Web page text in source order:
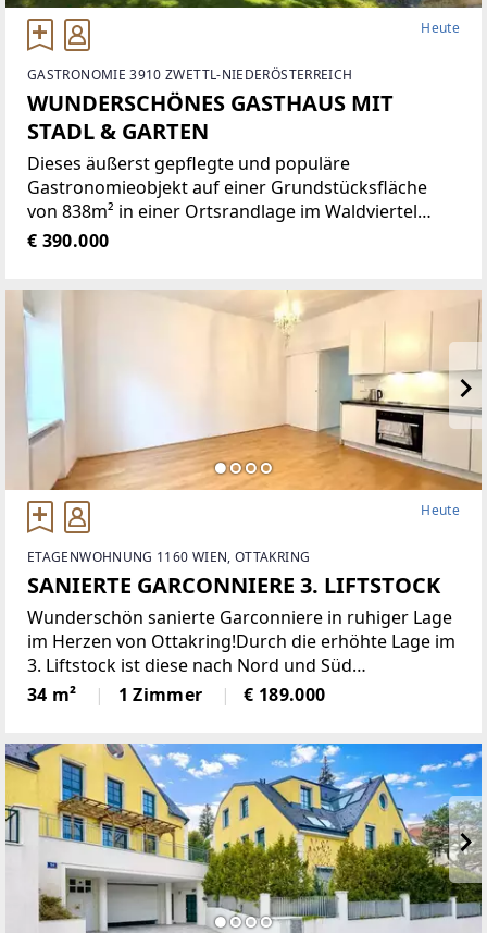
Heute
GASTRONOMIE 3910 ZWETTL-NIEDERÖSTERREICH
WUNDERSCHÖNES GASTHAUS MIT
STADL & GARTEN
Dieses äußerst gepflegte und populäre
Gastronomieobjekt auf einer Grundstücksfläche
von 838m² in einer Ortsrandlage im Waldviertel
bietet eine Vielzahl von Nutzungsmöglichkeiten wie
€ 390.000
Heute
ETAGENWOHNUNG 1160 WIEN, OTTAKRING
SANIERTE GARCONNIERE 3. LIFTSTOCK
Wunderschön sanierte Garconniere in ruhiger Lage
im Herzen von Ottakring!Durch die erhöhte Lage im
3. Liftstock ist diese nach Nord und Süd
ausgerichtete Wohnung sehr hell und bietet eine
angenehme Wohnatmosphäre. Sie verfügt über
34 m² 1 Zimmer € 189.000